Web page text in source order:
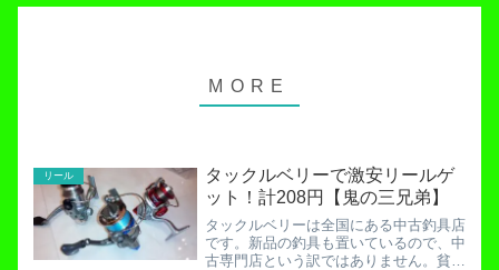
リール
タックルベリーで激安リールゲ
ット！計208円【鬼の三兄弟】
タックルベリーは全国にある中古釣具店
です。新品の釣具も置いているので、中
古専門店という訳ではありません。貧乏